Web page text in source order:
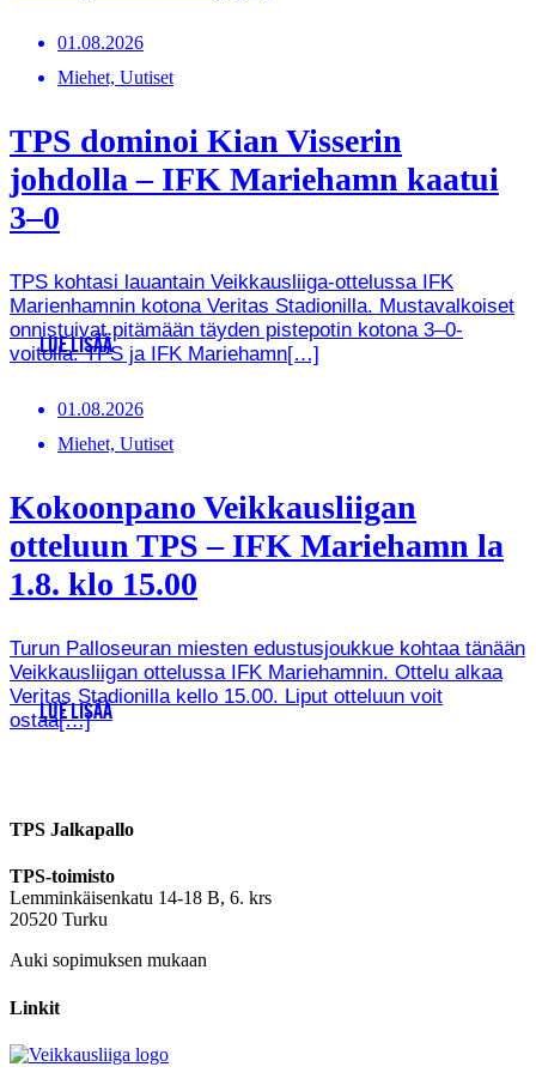
01.08.2026
Miehet, Uutiset
TPS dominoi Kian Visserin
johdolla – IFK Mariehamn kaatui
3–0
TPS kohtasi lauantain Veikkausliiga-ottelussa IFK
Marienhamnin kotona Veritas Stadionilla. Mustavalkoiset
onnistuivat pitämään täyden pistepotin kotona 3–0-
voitolla. TPS ja IFK Mariehamn[…]
LUE LISÄÄ
01.08.2026
Miehet, Uutiset
Kokoonpano Veikkausliigan
otteluun TPS – IFK Mariehamn la
1.8. klo 15.00
Turun Palloseuran miesten edustusjoukkue kohtaa tänään
Veikkausliigan ottelussa IFK Mariehamnin. Ottelu alkaa
Veritas Stadionilla kello 15.00. Liput otteluun voit
ostaa[…]
LUE LISÄÄ
TPS Jalkapallo
TPS-toimisto
Lemminkäisenkatu 14-18 B, 6. krs
20520 Turku
Auki sopimuksen mukaan
Linkit